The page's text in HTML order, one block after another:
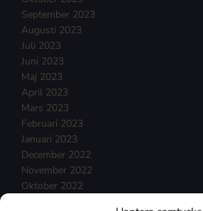
September 2023
Augusti 2023
Juli 2023
Juni 2023
Maj 2023
April 2023
Mars 2023
Februari 2023
Januari 2023
December 2022
November 2022
Oktober 2022